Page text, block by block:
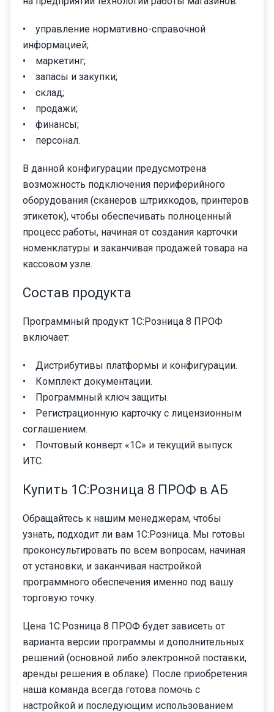
• управление нормативно-справочной
информацией;
• маркетинг;
• запасы и закупки;
• склад;
• продажи;
• финансы;
• персонал.
В данной конфигурации предусмотрена
возможность подключения периферийного
оборудования (сканеров штрихкодов, принтеров
этикеток), чтобы обеспечивать полноценный
процесс работы, начиная от создания карточки
номенклатуры и заканчивая продажей товара на
кассовом узле.
Состав продукта
Программный продукт 1С:Розница 8 ПРОФ
включает:
• Дистрибутивы платформы и конфигурации.
• Комплект документации.
• Программный ключ защиты.
• Регистрационную карточку с лицензионным
соглашением.
• Почтовый конверт «1С» и текущий выпуск
ИТС.
Купить 1С:Розница 8 ПРОФ в АБ
Обращайтесь к нашим менеджерам, чтобы
узнать, подходит ли вам 1С:Розница. Мы готовы
проконсультировать по всем вопросам, начиная
от установки, и заканчивая настройкой
программного обеспечения именно под вашу
торговую точку.
Цена 1С:Розница 8 ПРОФ будет зависеть от
варианта версии программы и дополнительных
решений (основной либо электронной поставки,
аренды решения в облаке). После приобретения
наша команда всегда готова помочь с
настройкой и последующим использованием